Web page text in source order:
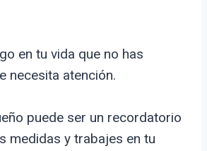
en tu vida que no has
necesita atención.
puede ser un recordatorio
medidas y trabajes en tu